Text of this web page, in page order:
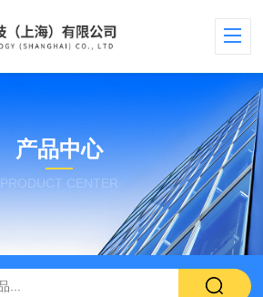
产品中心
PRODUCT CENTER